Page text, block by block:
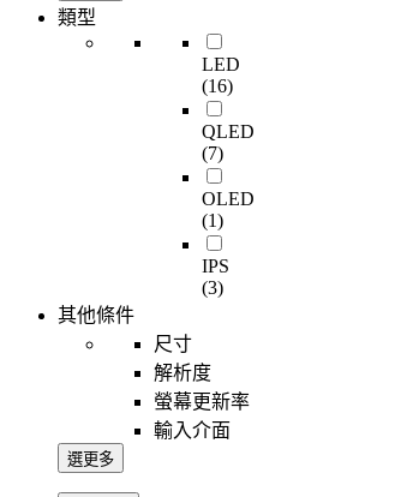
類型
LED
(16)
QLED
(7)
OLED
(1)
IPS
(3)
其他條件
尺寸
解析度
螢幕更新率
輸入介面
選更多